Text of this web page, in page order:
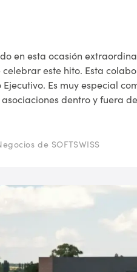
en esta ocasión
este hito. Esta
Ejecutivo. Es muy especial
dentro y fuera
de SOFTSWISS